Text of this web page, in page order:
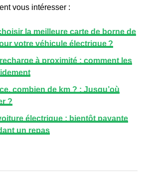
vous intéresser :
la meilleure carte de borne de
votre véhicule électrique ?
à proximité : comment les
combien de km ? : Jusqu’où
?
électrique : bientôt payante
un repas